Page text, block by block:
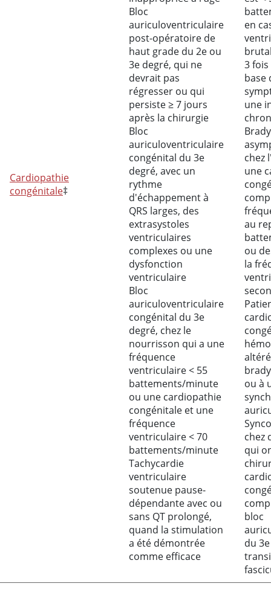
Cardiopathie
congénitale‡
Bloc
auriculoventriculaire
post-opératoire de
haut grade du 2e ou
3e degré, qui ne
devrait pas
régresser ou qui
persiste≥7 jours
après la chirurgie
Bloc
auriculoventriculaire
congénital du 3e
degré, avec un
rythme
d'échappement à
QRS larges, des
extrasystoles
ventriculaires
complexes ou une
dysfonction
ventriculaire
Bloc
auriculoventriculaire
congénital du 3e
degré, chez le
nourrisson qui a une
fréquence
ventriculaire < 55
battements/minute
ou une cardiopathie
congénitale et une
fréquence
ventriculaire < 70
battements/minute
Tachycardie
ventriculaire
soutenue pause-
dépendante avec ou
sans QT prolongé,
quand la stimulation
a été démontrée
comme efficace
en
3
base
une
chez
une
au
ou
la
ou à
chez
qui
bloc
du